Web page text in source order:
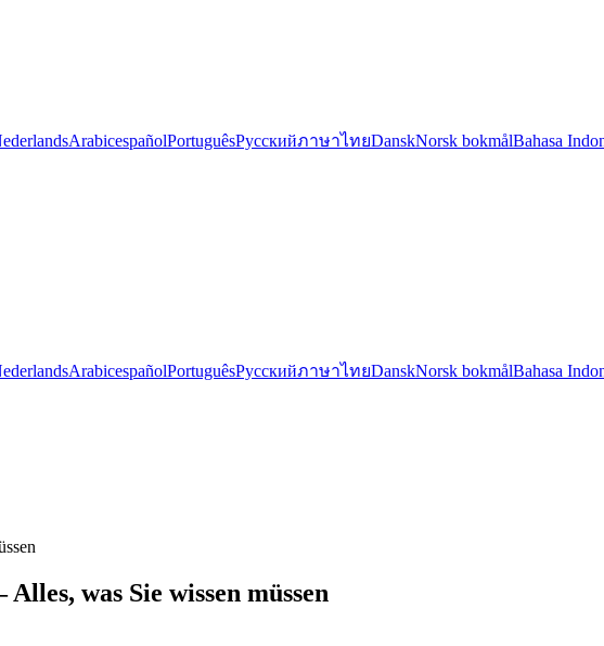
ArabicespañolPortuguêsРусскийภาษาไทยDanskNorsk bokmålBahasa
ArabicespañolPortuguêsРусскийภาษาไทยDanskNorsk bokmålBahasa
was Sie wissen müssen